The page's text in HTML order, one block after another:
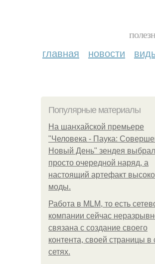
главная новости
Популярные материалы
На шанхайской премьере
"Человека - Паука:
Новый День" зендея
просто очередной наряд, а
настоящий артефакт
моды.
Работа в MLM, то есть
компании сейчас
связана с создание своего
контента, своей страницы в
сетях.